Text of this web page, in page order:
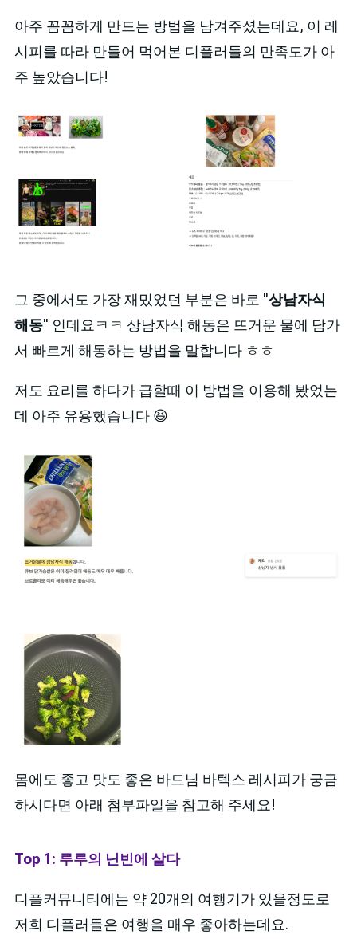
아주 꼼꼼하게 만드는 방법을 남겨주셨는데요, 이 레
시피를 따라 만들어 먹어본 디플러들의 만족도가 아
주 높았습니다!
그 중에서도 가장 재밌었던 부분은 바로 "상남자식
해동" 인데요ㅋㅋ 상남자식 해동은 뜨거운 물에 담가
서 빠르게 해동하는 방법을 말합니다 ㅎㅎ
저도 요리를 하다가 급할때 이 방법을 이용해 봤었는
데 아주 유용했습니다 😆
몸에도 좋고 맛도 좋은 바드님 바텍스 레시피가 궁금
하시다면 아래 첨부파일을 참고해 주세요!
Top 1: 루루의 닌빈에 살다
디플커뮤니티에는 약 20개의 여행기가 있을정도로
저희 디플러들은 여행을 매우 좋아하는데요.